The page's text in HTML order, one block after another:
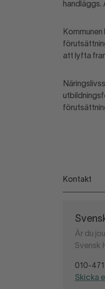
handläggs.
att lyfta
Kontakt
Är du
Svensk
010-
Skicka